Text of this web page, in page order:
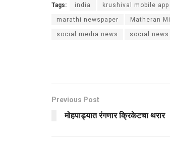
Tags: india krushival mobile app
marathi newspaper Matheran
social media news social news
Previous Post
मोहपाड्यात रंगणार क्रिकेटचा थरार